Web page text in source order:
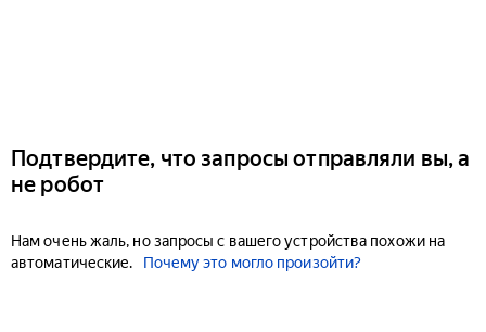
Подтвердите, что запросы отправляли вы, а
не робот
Нам очень жаль, но запросы с вашего устройства похожи на
автоматические.
Почему это могло произойти?